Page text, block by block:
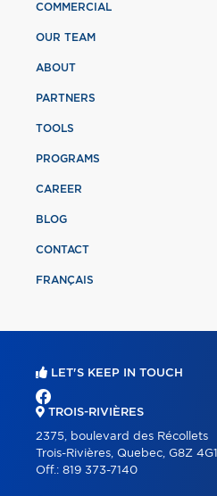
COMMERCIAL
OUR TEAM
ABOUT
PARTNERS
TOOLS
PROGRAMS
CAREER
BLOG
CONTACT
FRANÇAIS
LET'S KEEP IN TOUCH
TROIS-RIVIÈRES
2375, boulevard des Récollets
Trois-Rivières, Quebec, G8Z 4G1
Off.: 819 373-7140